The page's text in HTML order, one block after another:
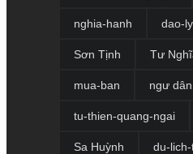
nghia-hanh dao-
Sơn Tịnh Tư
mua-ban ngư
tu-thien-quang-ngai
Sa Huỳnh du-